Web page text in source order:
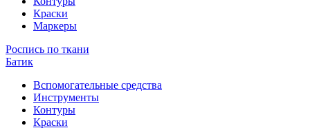
Краски
Маркеры
Роспись по ткани
Батик
Вспомогательные средства
Инструменты
Контуры
Краски